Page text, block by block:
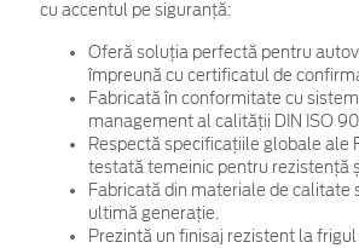
cu accentul pe siguranță:
Oferă soluția perfectă pentru
împreună cu certificatul de
Fabricată în conformitate cu
management al calității DIN ISO
Respectă specificațiile globale ale
testată temeinic pentru rezistență
Fabricată din materiale de calitate
ultimă generație.
Prezintă un finisaj rezistent la